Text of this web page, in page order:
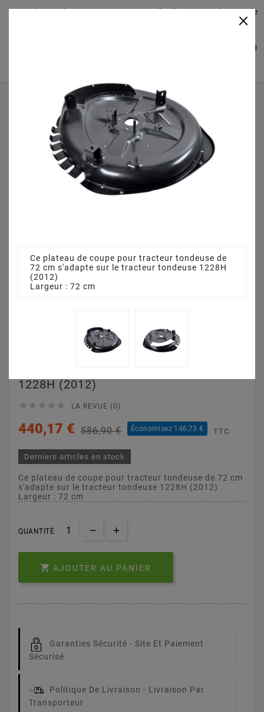
Plateaudecoupe.com : Trouver facilement le plateau de
Accueil
Plateau de coupe
Plateau de coupe 72 cm 3845641110 pour 1228H (2012)
1228H (2012)
     LA REVUE (0)
440,17 € 586,90 € Économisez 146,73 € TTC
Derniers articles en stock
Ce plateau de coupe pour tracteur tondeuse de 72 cm
s'adapte sur le tracteur tondeuse 1228H (2012)
Largeur : 72 cm
QUANTITÉ
 AJOUTER AU PANIER
Garanties Sécurité - Site Et Paiement
Sécurisé
Politique De Livraison - Livraison Par
Transporteur
×
Ce plateau de coupe pour tracteur tondeuse de
72 cm s'adapte sur le tracteur tondeuse 1228H
(2012)
Largeur : 72 cm